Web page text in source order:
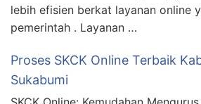
lebih efisien berkat layanan online
pemerintah . Layanan …
Proses SKCK Online Terbaik
Sukabumi